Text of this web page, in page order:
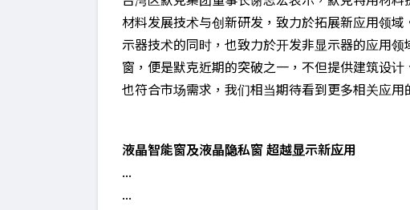
材料发展技术与创新研发，致力於拓展新应用领
示器技术的同时，也致力於开发非显示器的应用
窗，便是默克近期的突破之一，不但提供建筑设
也符合市场需求，我们相当期待看到更多相关应用
液晶智能窗及液晶隐私窗 超越显示新应用
...
...